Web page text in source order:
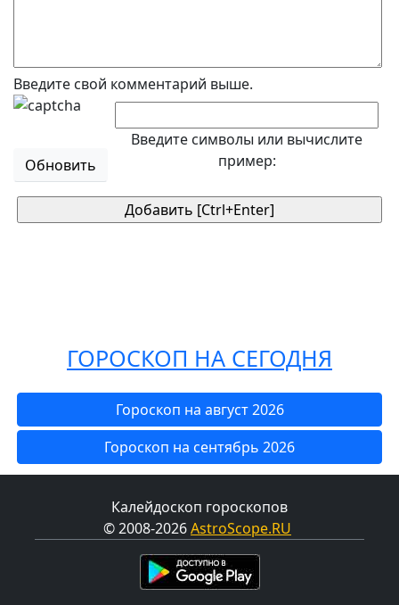
Введите свой комментарий выше.
Обновить
Введите символы или вычислите
пример:
ГОРОСКОП НА СЕГОДНЯ
Гороскоп на август 2026
Гороскоп на сентябрь 2026
Калейдоскоп гороскопов
© 2008-2026AstroScope.RU